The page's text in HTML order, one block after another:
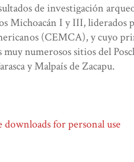
de investigación
Michoacán I y III,
(CEMCA), y cuyo
numerosos sitios del
y Malpaís de Zacapu.
downloads for personal use